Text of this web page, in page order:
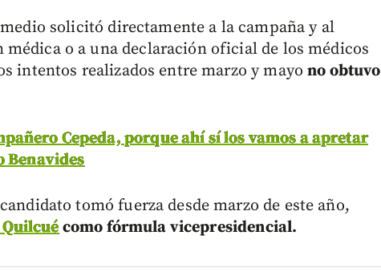
solicitó directamente a la campaña y al
o a una declaración oficial de los médicos
intentos realizados entre marzo y mayono obtuvo
Cepeda, porque ahí sí los vamos a apretar
Benavides
tomó fuerza desde marzo de este año,
como fórmula vicepresidencial.